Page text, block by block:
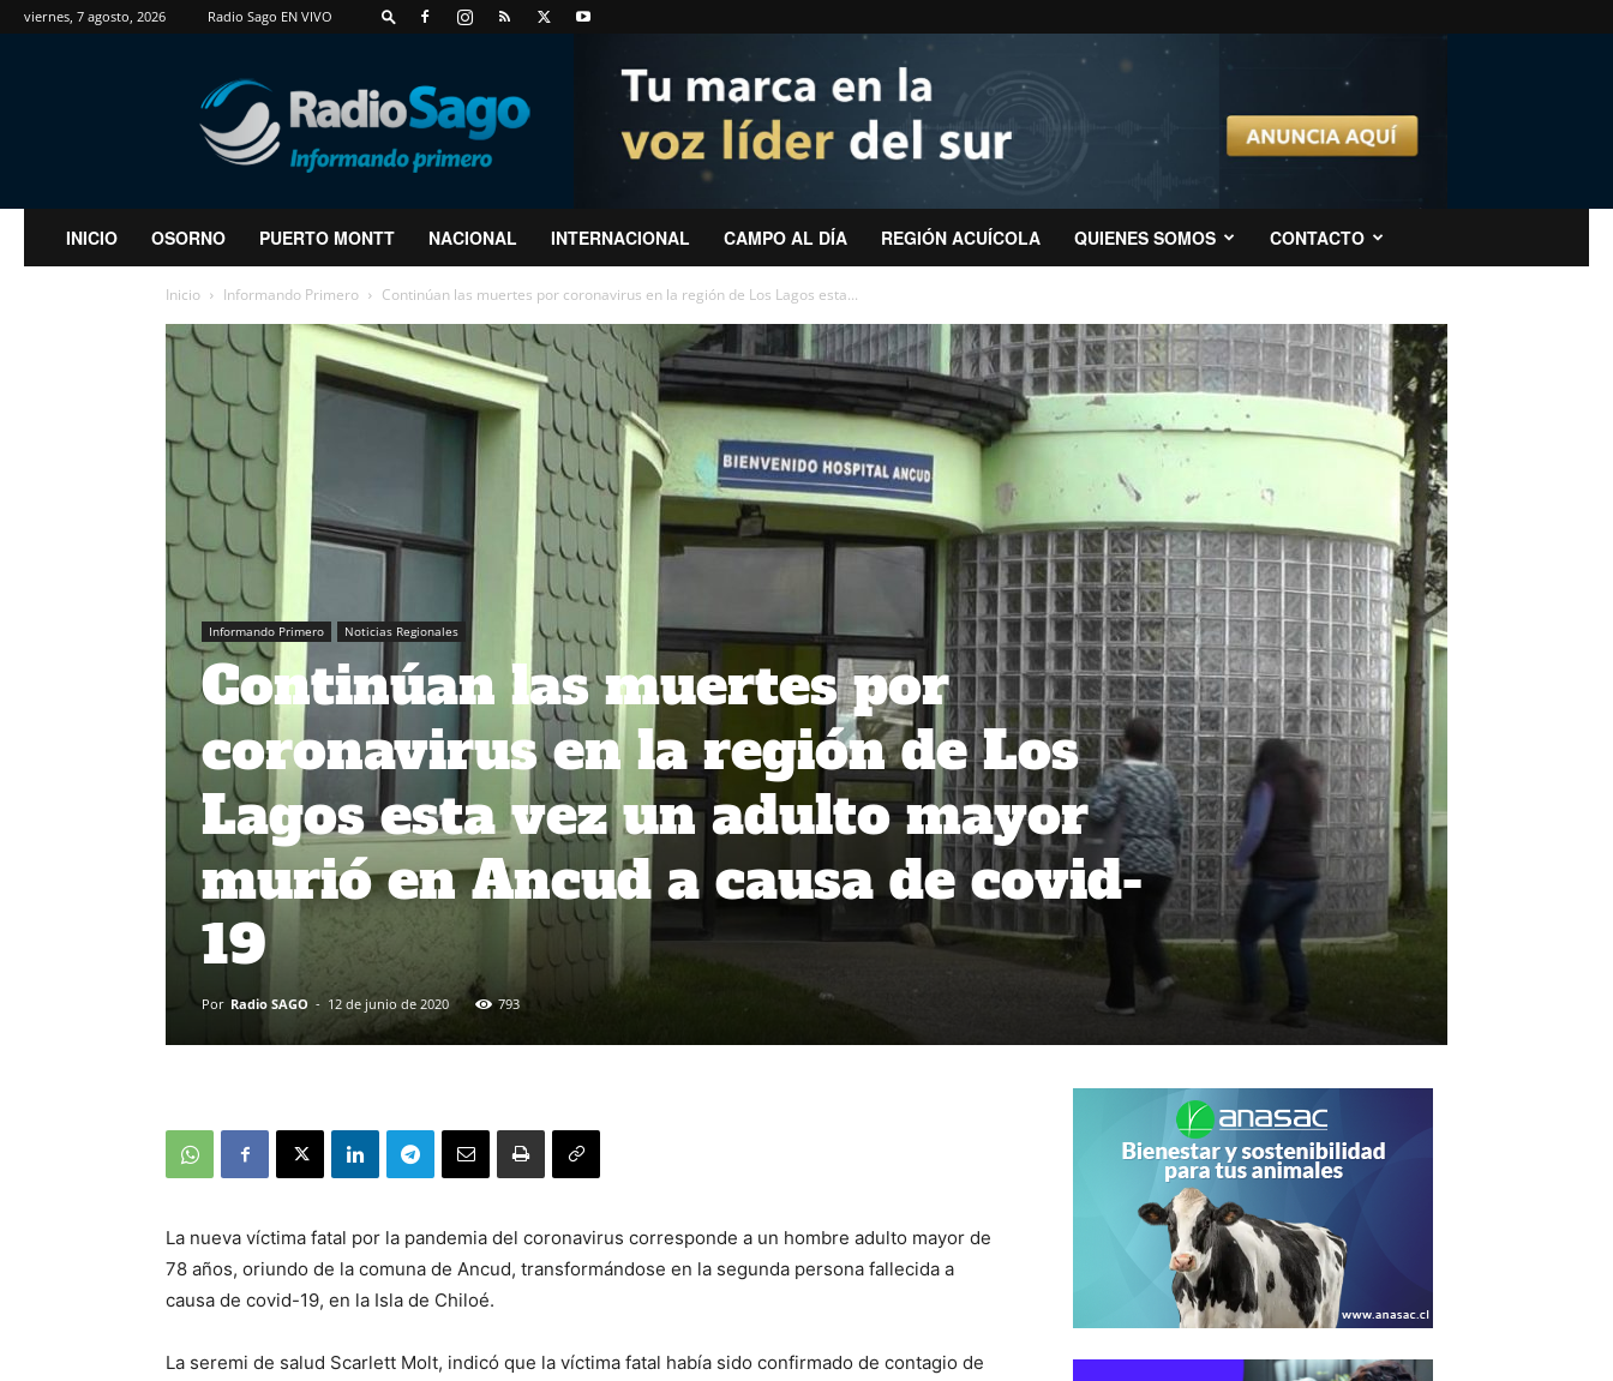
viernes, 7 agosto, 2026 Radio Sago EN VIVO
RadioSago
INICIO OSORNO PUERTO MONTT NACIONAL INTERNACIONAL CAMPO AL DÍA REGIÓN ACUÍCOLA QUIENES SOMOS CONTACTO
Inicio Informando Primero Continúan las muertes por coronavirus en la región de Los Lagos esta...
Informando Primero Noticias Regionales
Continúan las muertes por
coronavirus en la región de Los
Lagos esta vez un adulto mayor
murió en Ancud a causa de covid-
19
Por Radio SAGO - 12 de junio de 2020 793
La nueva víctima fatal por la pandemia del coronavirus corresponde a un hombre adulto mayor de
78 años, oriundo de la comuna de Ancud, transformándose en la segunda persona fallecida a
causa de covid-19, en la Isla de Chiloé.
La seremi de salud Scarlett Molt, indicó que la víctima fatal había sido confirmado de contagio de